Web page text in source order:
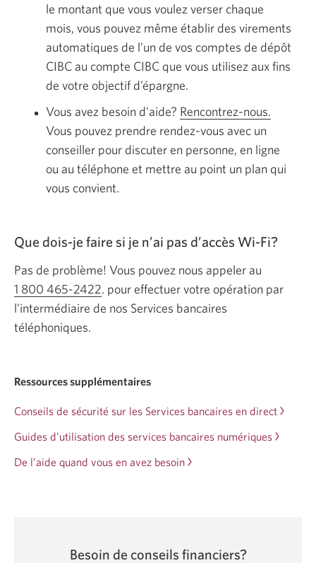
le montant que vous voulez verser chaque
mois, vous pouvez même établir des virements
automatiques de l’un de vos comptes de dépôt
CIBC au compte CIBC que vous utilisez aux fins
de votre objectif d’épargne.
Vous avez besoin d'aide? Rencontrez-nous.
fenêtre
Vous pouvez prendre rendez-vous avec un
conseiller pour discuter en personne, en ligne
ou au téléphone et mettre au point un plan qui
vous convient.
Que dois-je faire si je n’ai pas d’accès Wi-Fi?
Pas de problème! Vous pouvez nous appeler au
1 800 465-2422Votre application de téléphone s'ouvrira.
. pour effectuer votre opération par
l’intermédiaire de nos Services bancaires
téléphoniques.
Ressources supplémentaires
Conseils de sécurité sur les Services bancaires en direct
Guides d’utilisation des services bancaires numériques
De l’aide quand vous en avez besoin
Besoin de conseils financiers?